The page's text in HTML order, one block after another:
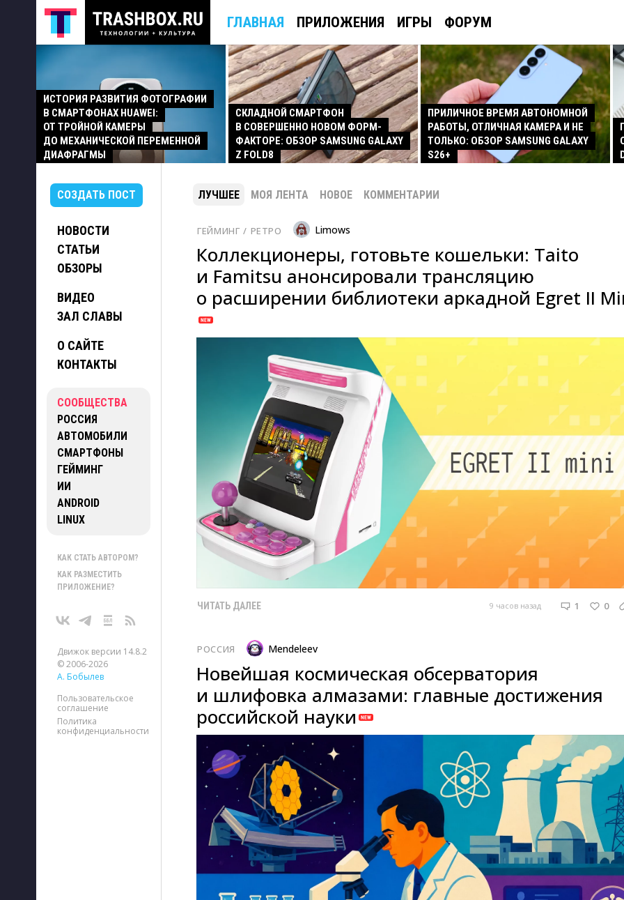
ГЛАВНАЯ ПРИЛОЖЕНИЯ ИГРЫ ФОРУМ
ИСТОРИЯ РАЗВИТИЯ ФОТОГРАФИИ
В СМАРТФОНАХ HUAWEI:
ОТ ТРОЙНОЙ КАМЕРЫ
ДО МЕХАНИЧЕСКОЙ ПЕРЕМЕННОЙ
ДИАФРАГМЫ
СКЛАДНОЙ СМАРТФОН
В СОВЕРШЕННО НОВОМ ФОРМ-
ФАКТОРЕ: ОБЗОР SAMSUNG GALAXY
Z FOLD8
ПРИЛИЧНОЕ ВРЕМЯ АВТОНОМНОЙ
РАБОТЫ, ОТЛИЧНАЯ КАМЕРА И НЕ
ТОЛЬКО: ОБЗОР SAMSUNG GALAXY
S26+
ЛУЧШЕЕ МОЯ ЛЕНТА НОВОЕ КОММЕНТАРИИ
СОЗДАТЬ ПОСТ
НОВОСТИ
СТАТЬИ
ОБЗОРЫ
ВИДЕО
ЗАЛ СЛАВЫ
О САЙТЕ
КОНТАКТЫ
СООБЩЕСТВА
РОССИЯ
АВТОМОБИЛИ
СМАРТФОНЫ
ГЕЙМИНГ
ИИ
ANDROID
LINUX
КАК СТАТЬ АВТОРОМ?
КАК РАЗМЕСТИТЬ
ПРИЛОЖЕНИЕ?
Движок версии 14.8.2
© 2006-2026
А. Бобылев
Пользовательское
соглашение
Политика
конфиденциальности
ГЕЙМИНГ / РЕТРО Limows
Коллекционеры, готовьте кошельки: Taito
и Famitsu анонсировали трансляцию
о расширении библиотеки аркадной Egret II
ЧИТАТЬ ДАЛЕЕ 9 часов назад 1 0
РОССИЯ Mendeleev
Новейшая космическая обсерватория
и шлифовка алмазами: главные достижения
российской науки